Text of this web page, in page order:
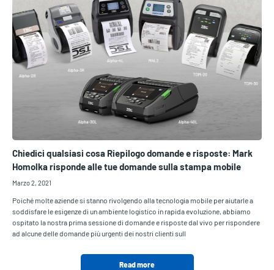
Chiedici qualsiasi cosa Riepilogo domande e risposte: Mark
Homolka risponde alle tue domande sulla stampa mobile
Marzo 2, 2021
Poiché molte aziende si stanno rivolgendo alla tecnologia mobile per aiutarle a
soddisfare le esigenze di un ambiente logistico in rapida evoluzione, abbiamo
ospitato la nostra prima sessione di domande e risposte dal vivo per rispondere
ad alcune delle domande più urgenti dei nostri clienti sull
Read more